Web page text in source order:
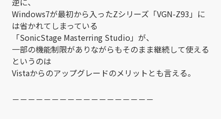
Windows7が最初から入ったZシリーズ「VGN-Z93」に
は省かれてしまっている
「SonicStage Masterring Studio」が、
一部の機能制限がありながらもそのまま継続して使える
というのは
Vistaからのアップグレードのメリットとも言える。
－－－－－－－－－－－－－－－－－－